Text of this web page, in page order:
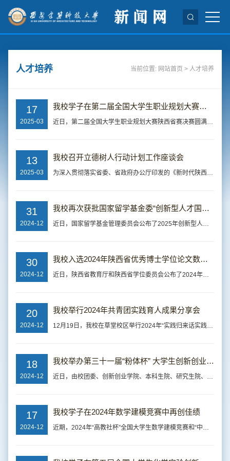
人才培养 当前位置: 网站首页 > 人才培养
17
2025-03
我校学子在第二届全国大学生职业规划大赛陕西赛区总决赛中荣获佳绩
近日，第二届全国大学生职业规划大赛陕西省赛决赛圆满落幕。我校师生在此次比赛中表现卓越，斩获金奖1项、银奖2项、铜奖3项，优秀指导教师荣誉称号1项。国际教育学院葛杉明荣获就业赛道（高教研究生组）金奖，艺术学院王艺蓉荣获就业赛道（高教本科生组）银奖，材料科学与工程学院马乐荣获就业赛道（高教研究生组）银奖，信息与控制工程学院谢凯静荣获就业赛道（高教研究生组）铜奖，建筑学院杨宇烁、化学与化工学院李想荣获成长赛道（...
13
2025-03
我校召开立德树人行动计划工作座谈会
为深入贯彻落实省委、省政府办公厅印发的《新时代陕西省立德树人工作指南》，3月12日，我校在雁塔校区行政楼四楼会议室召开立德树人行动计划工作座谈会。学校相关部门及学院负责人参加会议，会议由校党委副书记梅争利主持。会上，梅争利对《新时代陕西省立德树人工作指南》进行了全面深入的解读。他指出，该指南是推动全省落实立德树人根本任务的关键指引，核心要点涵盖实施五项行动、贯通五种育人途径以及用好四类特色育人资源，...
31
2024-12
我校再次获批国家留学基金委“创新型人才国际合作培养项目”
近日，国家留学基金管理委员会公布了2025年创新型人才国际合作培养项目立项结果，我校未来技术学院牵头申报的“‘双碳’战略下建筑科技领域拔尖创新人才国际合作培养项目”成功获批。这也是我校第三次获批此类项目。该项目依托我校建筑学、城乡规划、土木工程、环境科学与工程、交通运输工程等优势学科和交叉创新研究院，与德国慕尼黑工业大学、勃兰登堡科特布斯理工大学、日本东北大学、澳大利亚悉尼科技大学、西澳大学、...
30
2024-12
我校入选2024年陕西省优秀博士学位论文数量再创新高
近日，陕西省教育厅和陕西省学位委员会公布了2024年陕西省优秀博士学位论文评选结果，我校共推荐8篇博士学位论文参评，其中6篇学位论文成功入选，入选数量位列省属高校第二，再创历史新高。“十四五”期间，我校累计入选陕西省优秀博士学位论文19篇。陕西省优秀博士学位论文评选工作是衡量我省博士研究生培养质量的重要标准，对研究生教育有着重要的引领与示范作用。此次成绩的取得，不仅是我校研究生培养高质量的体现，...
20
2024-12
我校举行2024年共青团实践育人成果分享会
12月19日，我校在草堂校区举行2024年“实践归来话实践”共青团实践育人成果分享会。会议总结2024年实践育人工作开展情况，表彰先进集体和个人，部署2025年工作。校团委机关全体干部，各学院团委书记、副书记，校学生会、校研究生会执行主席，受表彰的师生代表和学生代表共计4000余人线上线下参加活动。会议强调，实践育人是高校“大思政”工作体系和“三全育人”工作格局的重要组成部分，是提高人才培养质量的关键举措，...
18
2024-12
我校举办第三十一届“粉体杯” 大学生创新创业大赛
近日，由校团委、创新创业学院、本科生院、研究生院、科学技术研究院、党委学生工作部、党委研究生工作部、粉体工程研究所主办，大学生科技协会、校学生会、校研究生会承办的第三十一届“粉体杯”大学生创新创业大赛终审决赛在雁塔校区举行。全校20个学院共提交参赛作品963件，参赛学生6058人次，指导教师973人次。经资格审查、学术不端行为检测、网络评审、现场答辩等环节，课外学术科技作品竞赛共评选出特等奖作品32件、...
17
2024-12
我校学子在2024年数学建模竞赛中再创佳绩
近期，2024年“高教社杯”全国大学生数学建模竞赛和“中国光谷·华为杯”第二十一届中国研究生数学建模竞赛成绩相继公布，我校学子在两项赛事上分别获得本科组全国一等奖1项、二等奖5项、省级一等奖32项、二等奖36项和研究生数学建模竞赛国家一等奖3项，二等奖36项，三等奖31项的优异成绩。 我校一贯重视基础学科发展和数学建模竞赛工作，自年初赛事启动以来，各级领导多次莅临指导和亲切慰问了暑期培训师生，鼓励学子们在竞赛中增长才干，...